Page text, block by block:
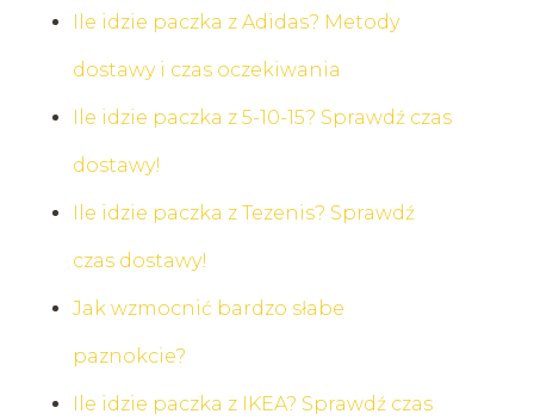
Ile idzie paczka z Adidas? Metody
dostawy i czas oczekiwania
Ile idzie paczka z 5-10-15? Sprawdź czas
dostawy!
Ile idzie paczka z Tezenis? Sprawdź
czas dostawy!
Jak wzmocnić bardzo słabe
paznokcie?
Ile idzie paczka z IKEA? Sprawdź czas